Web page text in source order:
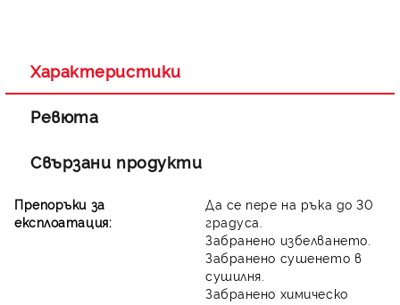
Характеристики
Ревюта
Свързани продукти
Препоръки за
експлоатация:
Да се пере на ръка до 30
градуса.
Забранено избелването.
Забранено сушенето в
сушилня.
Забранено химическо